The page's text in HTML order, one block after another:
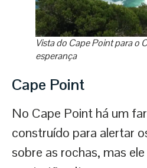
Vista do Cape Point para o
esperança
Cape Point
No Cape Point há um
construído para alertar
sobre as rochas, mas